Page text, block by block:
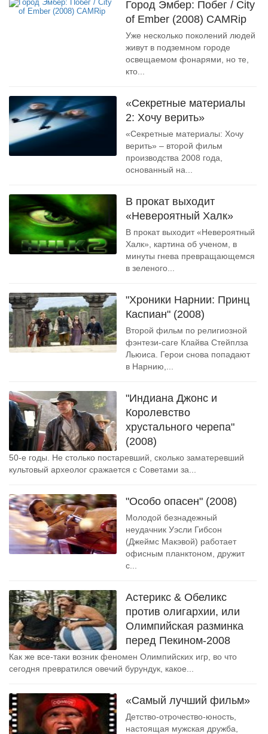
Город Эмбер: Побег / City
of Ember (2008) CAMRip
Уже несколько поколений людей
живут в подземном городе
освещаемом фонарями, но те,
кто...
«Секретные материалы
2: Хочу верить»
«Секретные материалы: Хочу
верить» – второй фильм
производства 2008 года,
основанный на...
В прокат выходит
«Невероятный Халк»
В прокат выходит «Невероятный
Халк», картина об ученом, в
минуты гнева превращающемся
в зеленого...
"Хроники Нарнии: Принц
Каспиан" (2008)
Второй фильм по религиозной
фэнтези-саге Клайва Стейплза
Льюиса. Герои снова попадают
в Нарнию,...
"Индиана Джонс и
Королевство
хрустального черепа"
(2008)
50-е годы. Не столько постаревший, сколько заматеревший
культовый археолог сражается с Советами за...
"Особо опасен" (2008)
Молодой безнадежный
неудачник Уэсли Гибсон
(Джеймс Макэвой) работает
офисным планктоном, дружит
с...
Астерикс & Обеликс
против олигархии, или
Олимпийская разминка
перед Пекином-2008
Как же все-таки возник феномен Олимпийских игр, во что
сегодня превратился овечий бурундук, какое...
«Самый лучший фильм»
Детство-отрочество-юность,
настоящая мужская дружба,